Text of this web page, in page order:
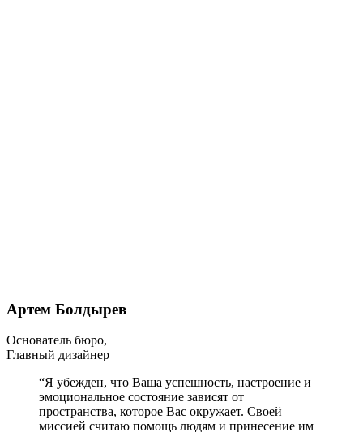
Артем Болдырев
Основатель бюро,
Главный дизайнер
“Я убежден, что Ваша успешность, настроение и
эмоциональное состояние зависят от
пространства, которое Вас окружает. Своей
миссией считаю помощь людям и принесение им